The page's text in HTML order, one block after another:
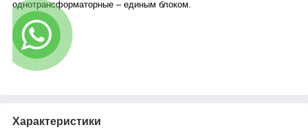
однотрансформаторные – единым блоком.
Характеристики